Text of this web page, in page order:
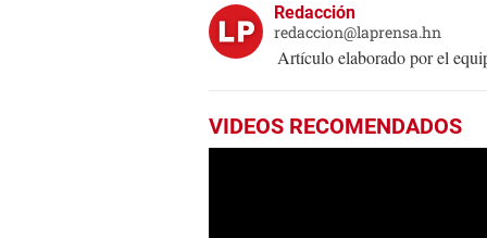
Redacción
redaccion@laprensa.hn
Artículo elaborado por el
VIDEOS RECOMENDADOS